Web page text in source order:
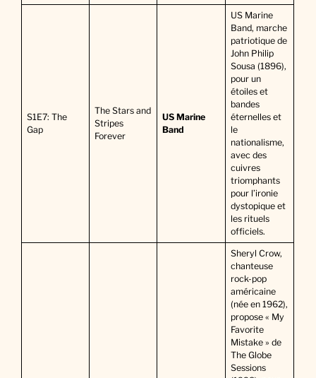
S1E7: The
Gap
The Stars and
Stripes
Forever
US Marine
Band
US Marine
Band, marche
patriotique de
John Philip
Sousa (1896),
pour un
étoiles et
bandes
éternelles et
le
nationalisme,
avec des
cuivres
triomphants
pour l’ironie
dystopique et
les rituels
officiels.
Sheryl Crow,
chanteuse
rock-pop
américaine
(née en 1962),
propose « My
Favorite
Mistake » de
The Globe
Sessions